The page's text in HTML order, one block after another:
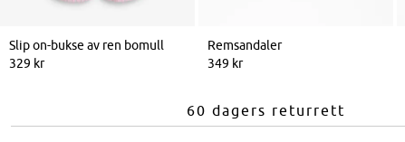
Slip on-bukse av ren bomull
329 kr
Remsandaler
349 kr
60 dagers returrett